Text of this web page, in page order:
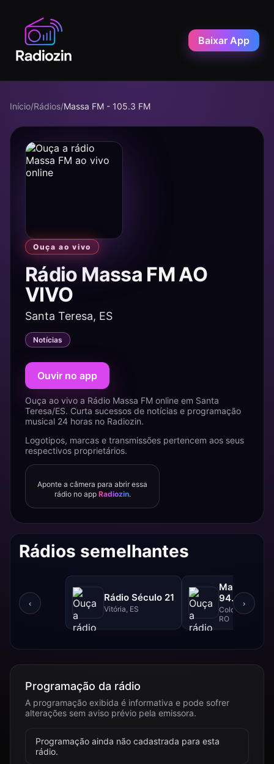
Baixar App
Início/Rádios/Massa FM - 105.3 FM
Ouça ao vivo
Rádio Massa FM AO
VIVO
Santa Teresa, ES
Notícias
Ouvir no app
Ouça ao vivo a Rádio Massa FM online em Santa
Teresa/ES. Curta sucessos de notícias e programação
musical 24 horas no Radiozin.
Logotipos, marcas e transmissões pertencem aos seus
respectivos proprietários.
Aponte a câmera para abrir essa
rádio no app Radiozin.
Rádios semelhantes
‹
Rádio Século 21
Vitória, ES
Massa FM -
94.1 FM
Colorado do
RO
›
Programação da rádio
A programação exibida é informativa e pode sofrer
alterações sem aviso prévio pela emissora.
Programação ainda não cadastrada para esta
rádio.